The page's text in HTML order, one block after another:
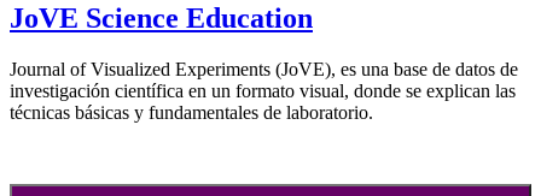
JoVE Science Education
Journal of Visualized Experiments (JoVE), es una base de datos de
investigación científica en un formato visual, donde se explican las
técnicas básicas y fundamentales de laboratorio.